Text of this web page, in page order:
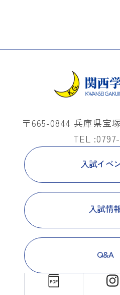
〒665-0844 兵庫県宝
TEL
入試イベ
入試情
Q&A